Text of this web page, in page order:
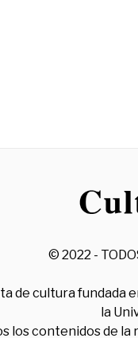
© 2022 -
de cultura fundada
la
los contenidos de